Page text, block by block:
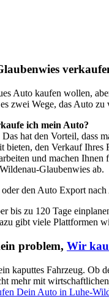
Auto kaufen wollen,
zwei Wege, das Auto zu
ich mein Auto?
hat den Vorteil,
den Verkauf Ihres
und machen Ihnen
Glaubenwies ab.
den Auto Export
bis zu 120 Tage
gibt viele Plattformen
problem, Wir
kaputtes Fahrzeug. Ob
mehr mit
Dein Auto in Luhe-